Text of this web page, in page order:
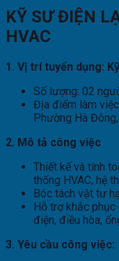
KỸ SƯ ĐIỆN
HVAC
1. Vị trí tuyển dụng:
Số lượng: 02
Địa điểm làm
Phường Hà
2. Mô tả công việc
Thiết kế và tính
thống HVAC, hệ
Bóc tách vật tư
Hỗ trợ khắc
điện, điều hòa,
3. Yêu cầu công việc: